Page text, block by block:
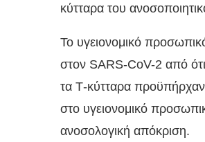
κύτταρα του
Το υγειονομικό
στον SARS-CoV-2 από
τα Τ-κύτταρα προϋπήρχαν
στο υγειονομικό
ανοσολογική απόκριση.